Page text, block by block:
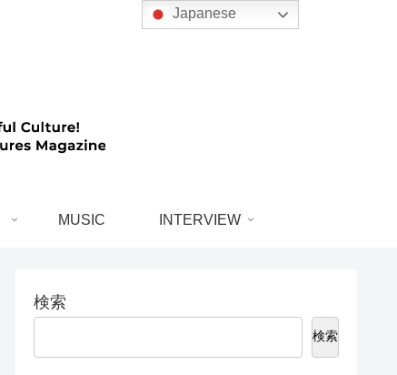
MUSIC INTERVIEW
検索
検索
Japanese